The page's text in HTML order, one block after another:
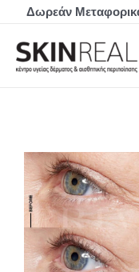
Μετάβαση
περιεχόμενο
Δωρεάν